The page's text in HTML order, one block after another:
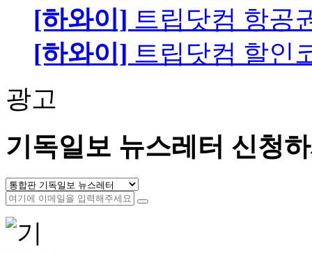
[하와이] 트립닷컴 항공
[하와이] 트립닷컴 할인
광고
기독일보 뉴스레터 신청